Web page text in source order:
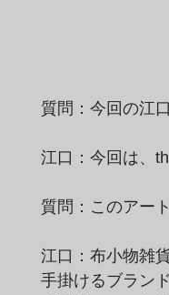
質問：今回の江
江口：今回は、
質問：このアー
江口：布小物雑
手掛けるブラン